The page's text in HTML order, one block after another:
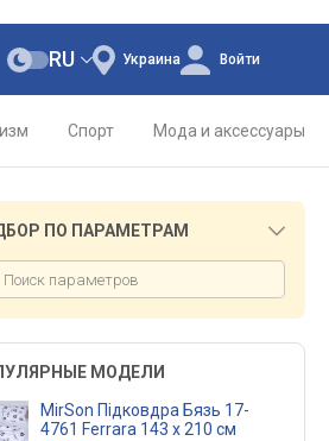
Украина
RU Войти
Спорт Мода и аксессуары
ПО ПАРАМЕТРАМ
МОДЕЛИ
MirSon Підковдра Бязь 17-
4761 Ferrara 143 x 210 см